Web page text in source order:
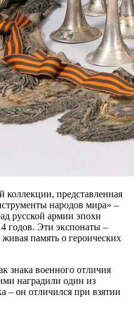
представленная
народов мира» –
русской армии эпохи
годов. Эти экспонаты –
память о героических
знака военного отличия
наградили один из
– он отличился при взятии